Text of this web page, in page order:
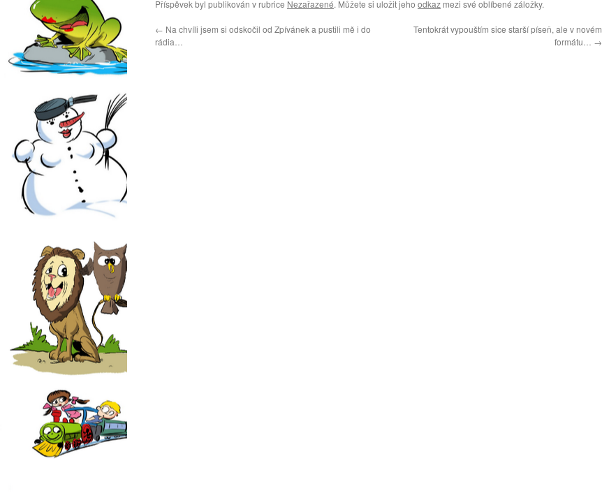
Příspěvek byl publikován v rubrice Nezařazené. Můžete si uložit jeho odkaz mezi své oblíbené záložky.
← Na chvíli jsem si odskočil od Zpívánek a pustili mě i do
rádia…
Tentokrát vypouštím sice starší píseň, ale v novém
formátu… →